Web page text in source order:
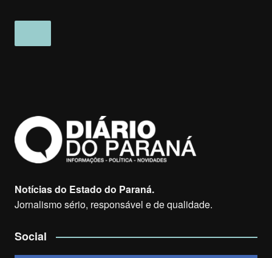
Notícias do Estado do Paraná.
Jornalismo sério, responsável e de qualidade.
Social